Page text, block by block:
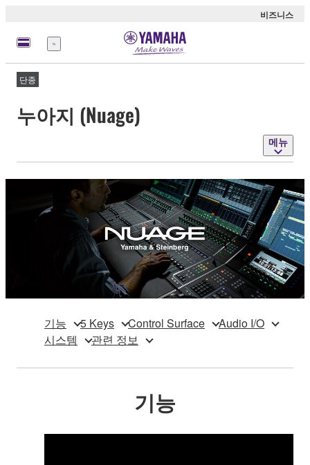
비즈니스
메
뉴
단종
누아지 (Nuage)
메뉴
기능 5 Keys Control Surface
Audio I/O
시스템
관련 정보
기능